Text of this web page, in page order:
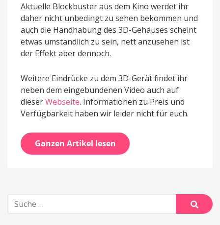
Aktuelle Blockbuster aus dem Kino werdet ihr
daher nicht unbedingt zu sehen bekommen und
auch die Handhabung des 3D-Gehäuses scheint
etwas umständlich zu sein, nett anzusehen ist
der Effekt aber dennoch.
Weitere Eindrücke zu dem 3D-Gerät findet ihr
neben dem eingebundenen Video auch auf
dieserWebseite. Informationen zu Preis und
Verfügbarkeit haben wir leider nicht für euch.
Ganzen Artikel lesen
Suche
nach:
Suche